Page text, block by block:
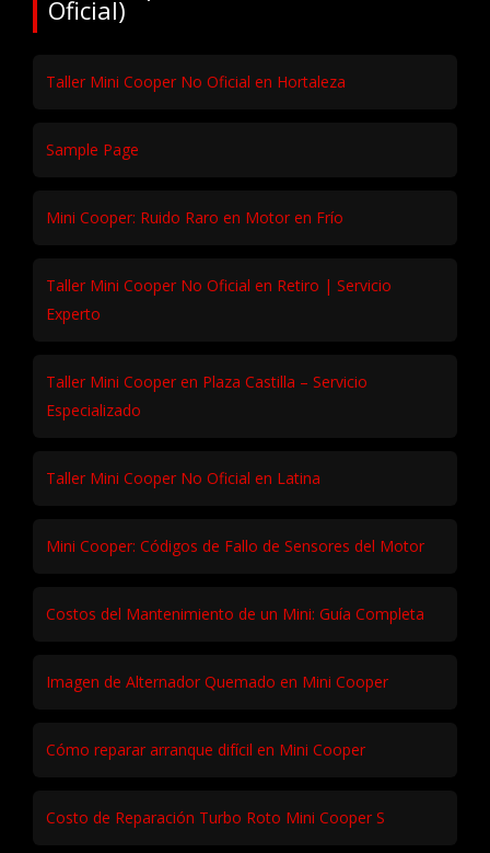
Oficial)
Taller Mini Cooper No Oficial en Hortaleza
Sample Page
Mini Cooper: Ruido Raro en Motor en Frío
Taller Mini Cooper No Oficial en Retiro | Servicio
Experto
Taller Mini Cooper en Plaza Castilla – Servicio
Especializado
Taller Mini Cooper No Oficial en Latina
Mini Cooper: Códigos de Fallo de Sensores del Motor
Costos del Mantenimiento de un Mini: Guía Completa
Imagen de Alternador Quemado en Mini Cooper
Cómo reparar arranque difícil en Mini Cooper
Costo de Reparación Turbo Roto Mini Cooper S